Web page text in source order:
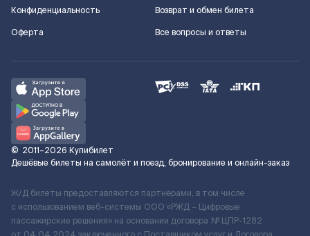
Конфиденциальность
Оферта
Возврат и обмен билета
Все вопросы и ответы
© 2011–2026 Купибилет
Дешёвые билеты на самолёт и поезд, бронирование и онлайн-заказ
Ж/Д билеты предоставляются партнёрами, в том числе
с использованием веб-системы ООО «РЖД – Цифровые
пассажирские решения» на основании договора № ЦПР-1282